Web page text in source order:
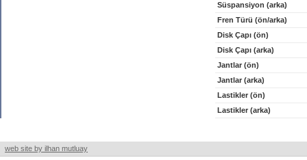
Süspansiyon (arka)
Fren Türü (ön/arka)
Disk Çapı (ön)
Disk Çapı (arka)
Jantlar (ön)
Jantlar (arka)
Lastikler (ön)
Lastikler (arka)
web site by ilhan mutluay